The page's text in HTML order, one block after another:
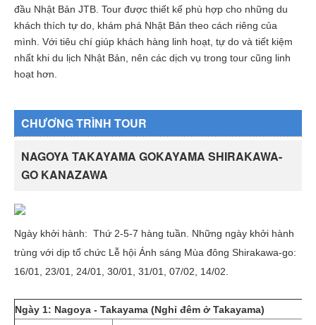
đầu Nhật Bản JTB. Tour được thiết kế phù hợp cho những du
khách thích tự do, khám phá Nhật Bản theo cách riêng của
mình. Với tiêu chí giúp khách hàng linh hoạt, tự do và tiết kiệm
nhất khi du lịch Nhật Bản, nên các dịch vụ trong tour cũng linh
hoạt hơn.
CHƯƠNG TRÌNH TOUR
NAGOYA TAKAYAMA GOKAYAMA SHIRAKAWA-
GO KANAZAWA
Ngày khởi hành: Thứ 2-5-7 hàng tuần. Những ngày khởi hành
trùng với dịp tổ chức Lễ hội Ánh sáng Mùa đông Shirakawa-go:
16/01, 23/01, 24/01, 30/01, 31/01, 07/02, 14/02.
Ngày 1: Nagoya - Takayama (Nghỉ đêm ở Takayama)